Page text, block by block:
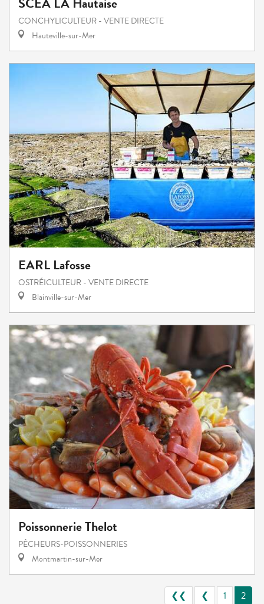
CONCHYLICULTEUR - VENTE DIRECTE
Hauteville-sur-Mer
EARL Lafosse
OSTRÉICULTEUR - VENTE DIRECTE
Blainville-sur-Mer
Poissonnerie Thelot
PÊCHEURS-POISSONNERIES
Montmartin-sur-Mer
❮❮ ❮ 1 2